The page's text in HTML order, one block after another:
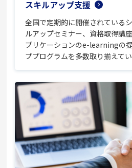
スキルアップ支援
全国で定期的に開催されている
ルアップセミナー、資格取得講
プリケーションのe-learningの
ププログラムを多数取り揃えてい